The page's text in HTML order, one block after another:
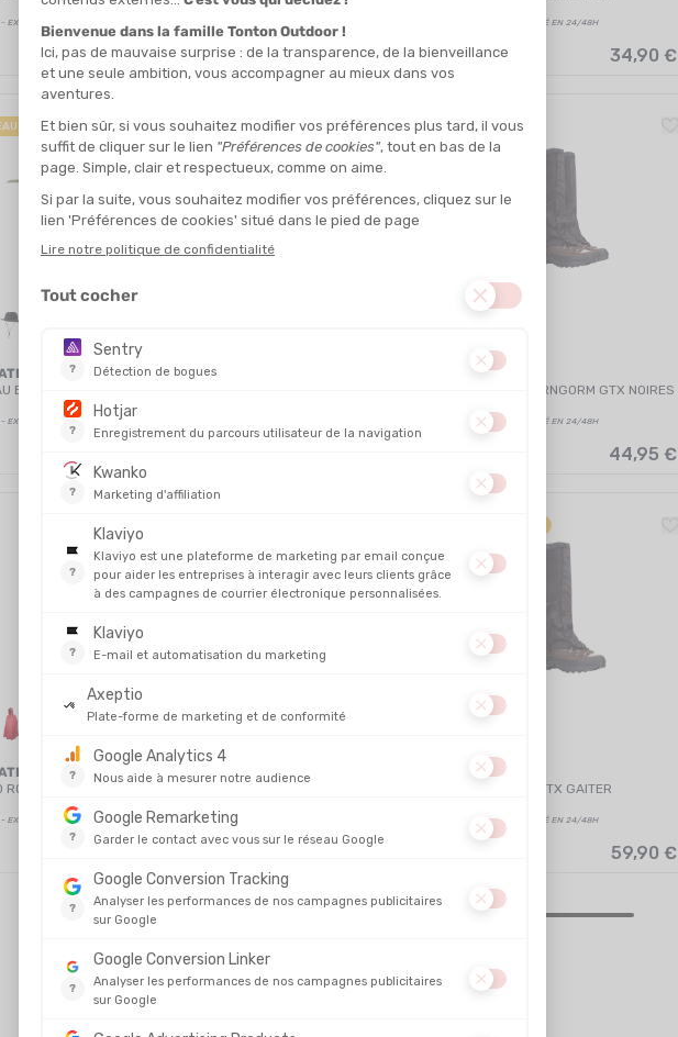
- EXPÉDIÉ EN 24/48H
48,00 € 49,90 €
EN STOCK - EXPÉDIÉ EN 24/48H
34,90 €
BLACKDEN DRY
- EXPÉDIÉ EN 24/48H
ÉCO-CONÇU
TREKMATES
TREKMATES
GUÊTRES CAIRNGORM GTX NOIRES
EN STOCK - EXPÉDIÉ EN 24/48H
44,95 €
- EXPÉDIÉ EN 24/48H
TREKMATES
EN STOCK - EXPÉDIÉ EN 24/48H
69,90 €
TREKMATES
CAIRNGORM GTX GAITER
EN STOCK - EXPÉDIÉ EN 24/48H
59,90 €